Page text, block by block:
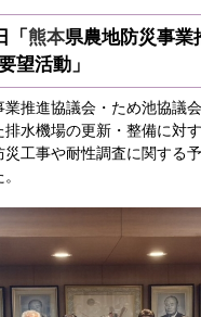
「 熊本県農地防災事業
望活動」
推進協議会・ため池協議
排水機場の更新・整備に対
災工事や耐性調査に関する